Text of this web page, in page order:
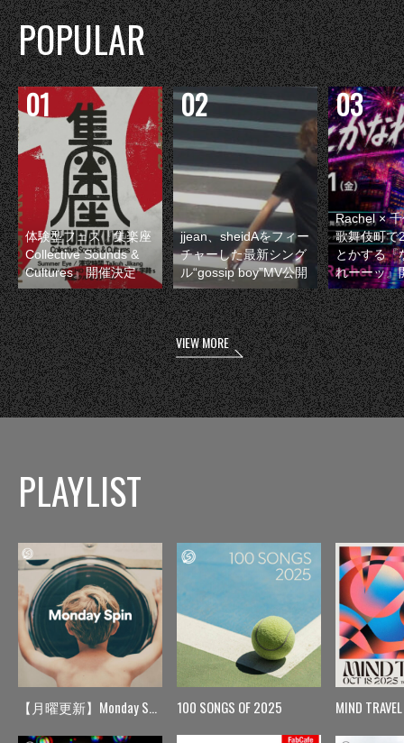
POPULAR
体験型フェス『集楽座
Collective Sounds &
Cultures』開催決定
jjean、sheidAをフィー
チャーした最新シング
ル“gossip boy”MV公開
Rachel ×
歌舞伎町で
とかする『
れーーッ』
VIEW MORE
PLAYLIST
【月曜更新】Monday Spin 100 SONGS OF 2025 MIND TRAVEL